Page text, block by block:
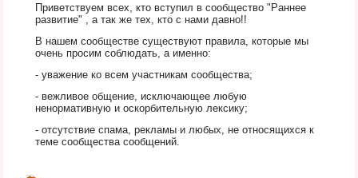
Приветствуем всех, кто вступил в сообщество "Раннее
развитие" , а так же тех, кто с нами давно!!
В нашем сообществе существуют правила, которые мы
очень просим соблюдать, а именно:
- уважение ко всем участникам сообщества;
- вежливое общение, исключающее любую
ненормативную и оскорбительную лексику;
- отсутствие спама, рекламы и любых, не относящихся к
теме сообщества сообщений.